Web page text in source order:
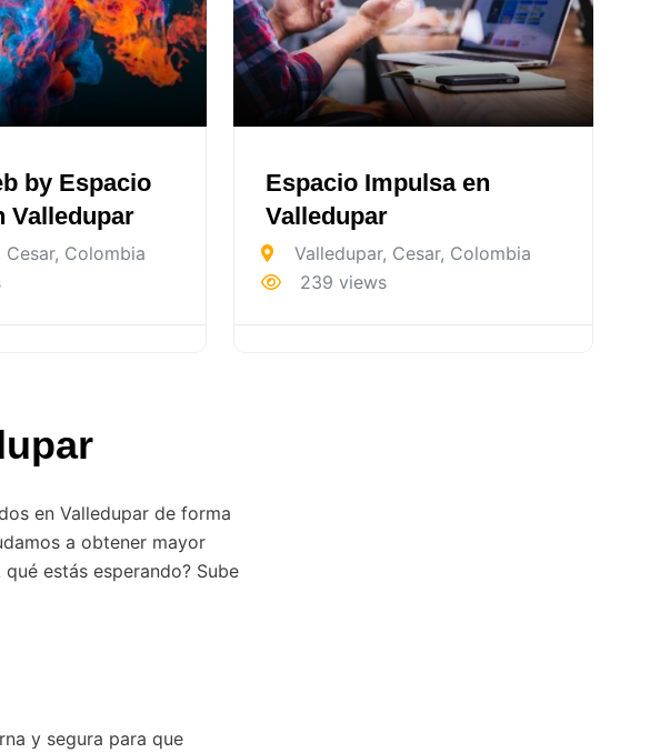
by Espacio
Valledupar
Cesar, Colombia
Espacio Impulsa en
Valledupar
Valledupar, Cesar, Colombia
239 views
en Valledupar de forma
a obtener mayor
estás esperando? Sube
y segura para que